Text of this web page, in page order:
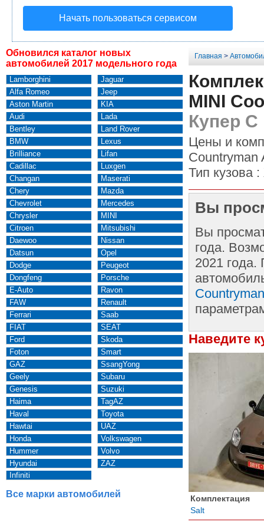
Начать пользоваться сервисом
Обновился каталог новых
автомобилей 2017 модельного года
Lamborghini
Alfa Romeo
Aston Martin
Audi
Bentley
BMW
Brilliance
Cadillac
Changan
Chery
Chevrolet
Chrysler
Citroen
Daewoo
Datsun
Dodge
Dongfeng
E-Auto
FAW
Ferrari
FIAT
Ford
Foton
GAZ
Geely
Genesis
Haima
Haval
Hawtai
Honda
Hummer
Hyundai
Infiniti
Jaguar
Jeep
KIA
Lada
Land Rover
Lexus
Lifan
Luxgen
Maserati
Mazda
Mercedes
MINI
Mitsubishi
Nissan
Opel
Peugeot
Porsche
Ravon
Renault
Saab
SEAT
Skoda
Smart
SsangYong
Subaru
Suzuki
TagAZ
Toyota
UAZ
Volkswagen
Volvo
ZAZ
Все марки автомобилей
Главная >
MINI
Купер С
Цены и
Countryman
Тип кузова :
Вы
Вы
года.
2021 года.
Наведите
Комплектация
Salt